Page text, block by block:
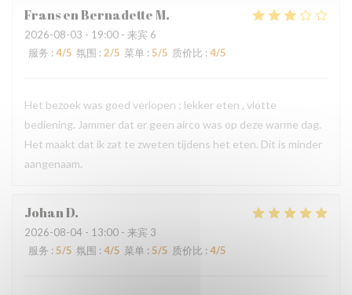
Frans en BernadetteM
2026-08-03 - 19:00 - 来宾 6
服务 : 4/5 氛围 : 2/5 菜单 : 5/5 质价比 : 4/5
Het bezoek was goed verlopen : lekker eten , vlotte
bediening. Jammer dat er geen airco was op deze warme dag.
Het maakt dat ik zat te zweten tijdens het eten. Dit is minder
aangenaam.
JohanD
2026-08-04 - 13:00 - 来宾 3
服务 : 5/5 氛围 : 4/5 菜单 : 5/5 质价比 : 4/5